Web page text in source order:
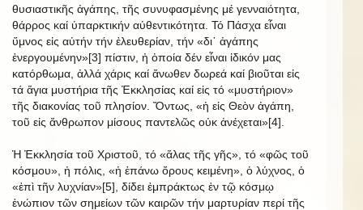
θυσιαστικῆς ἀγάπης, τῆς συνυφασμένης μέ γενναιότητα,
θάρρος καί ὑπαρκτικήν αὐθεντικότητα. Τό Πάσχα εἶναι
ὕμνος εἰς αὐτήν τήν ἐλευθερίαν, τήν «δι᾿ ἀγάπης
ἐνεργουμένην»[3] πίστιν, ἡ ὁποία δέν εἶναι ἰδικόν μας
κατόρθωμα, ἀλλά χάρις καί ἄνωθεν δωρεά καί βιοῦται εἰς
τά ἅγια μυστήρια τῆς Ἐκκλησίας καί εἰς τό «μυστήριον»
τῆς διακονίας τοῦ πλησίον. Ὄντως, «ἡ εἰς Θεὸν ἀγάπη,
τοῦ εἰς ἄνθρωπον μίσους παντελῶς οὐκ ἀνέχεται»[4].
Ἡ Ἐκκλησία τοῦ Χριστοῦ, τό «ἅλας τῆς γῆς», τό «φῶς τοῦ
κόσμου», ἡ πόλις, «ἡ ἐπάνω ὄρους κειμένη», ὁ λύχνος, ὁ
«ἐπὶ τῆν λυχνίαν»[5], δίδει ἐμπράκτως ἐν τῷ κόσμῳ
ἐνώπιον τῶν σημείων τῶν καιρῶν τήν μαρτυρίαν περί τῆς